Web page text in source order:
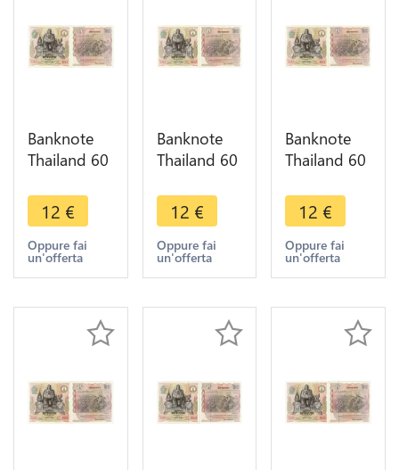
Banknote
Thailand 60
IX1987
UNC ->
Make offer
12 €
Oppure fai
un'offerta
Banknote
Thailand 60
IX1987
UNC ->
Make offer
12 €
Oppure fai
un'offerta
Banknote
Thailand 60
IX1987
UNC ->
Make offer
12 €
Oppure fai
un'offerta